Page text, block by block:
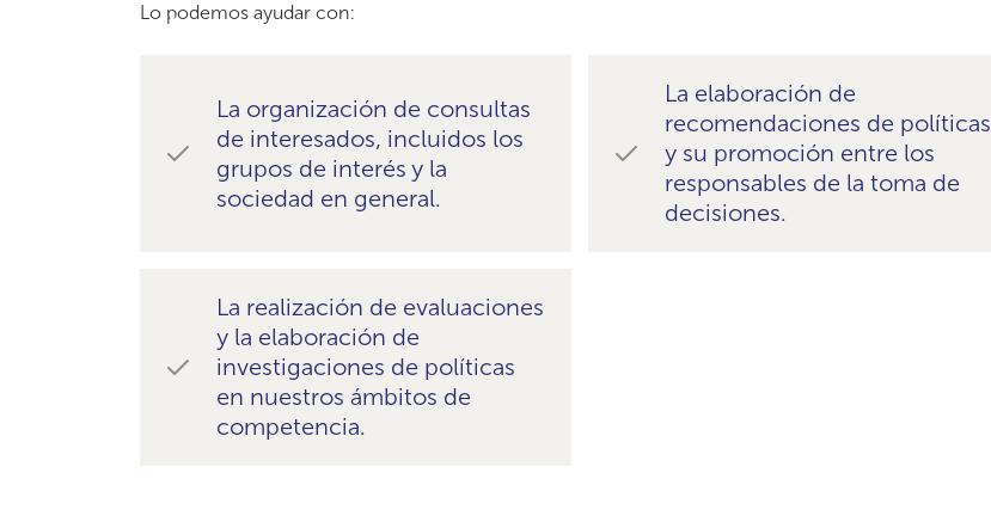
Lo podemos ayudar con:
La organización de consultas
de interesados, incluidos los
grupos de interés y la
sociedad en general.
La elaboración de
recomendaciones de políticas
y su promoción entre los
responsables de la toma de
decisiones.
La realización de evaluaciones
y la elaboración de
investigaciones de políticas
en nuestros ámbitos de
competencia.